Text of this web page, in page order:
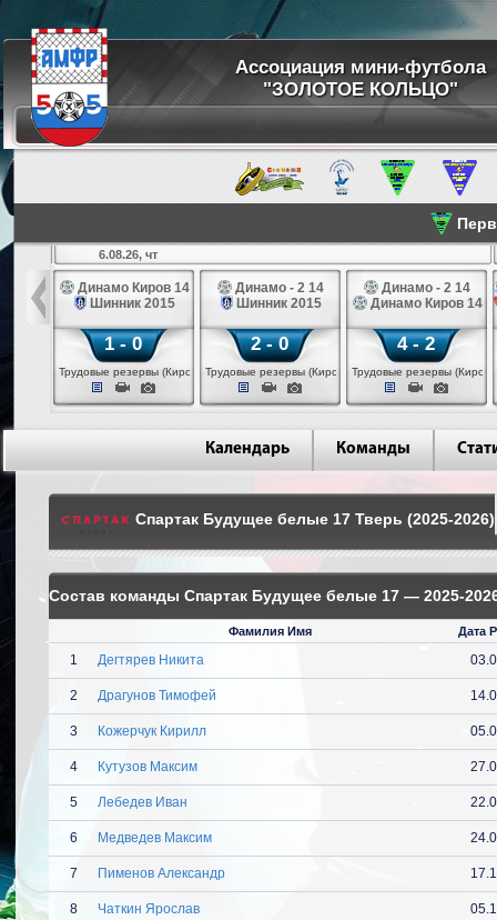
Ассоциация мини-футбола
"ЗОЛОТОЕ КОЛЬЦО"
14
6.08.26, чт
Динамо Киров 14
Шинник 2015
1 - 0
Трудовые резервы (Киров)
Динамо - 2 14
Шинник 2015
2 - 0
Трудовые резервы (Киров)
Динамо - 2 14
Динамо Киров 14
4 - 2
Трудовые резервы (Киров)
Календарь Команды
Спартак Будущее белые 17 Тверь (2025-2026)
Состав команды Спартак Будущее белые 17 — 2025-
Фамилия Имя Дата
1 Дегтярев Никита
2 Драгунов Тимофей
3 Кожерчук Кирилл
4 Кутузов Максим
5 Лебедев Иван
6 Медведев Максим
7 Пименов Александр
8 Чаткин Ярослав